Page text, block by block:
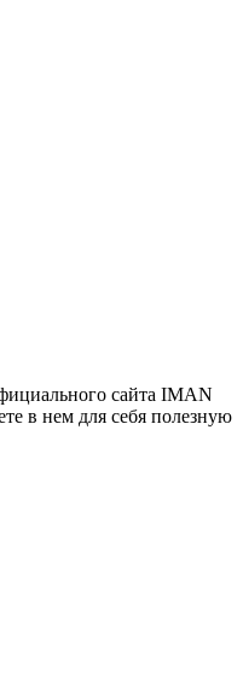
сайта IMAN
в нем для себя полезную